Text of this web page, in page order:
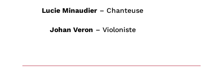
Lucie Minaudier – Chanteuse
Johan Veron – Violoniste